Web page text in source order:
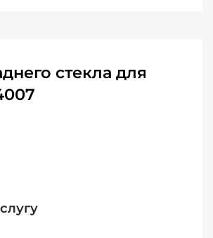
стекла для